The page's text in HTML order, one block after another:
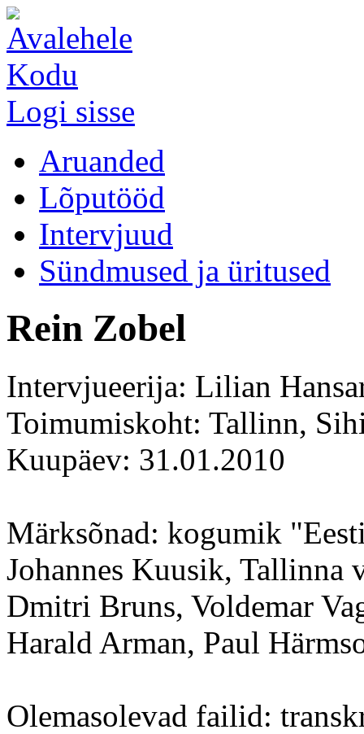
Kodu
Logi sisse
Aruanded
Lõputööd
Intervjuud
Sündmused ja üritused
Rein Zobel
Intervjueerija: Lilian
Toimumiskoht: Tallinn,
Kuupäev: 31.01.2010
Märksõnad: kogumik
Johannes Kuusik, Tallinna
Dmitri Bruns, Voldemar
Harald Arman, Paul
Olemasolevad failid: